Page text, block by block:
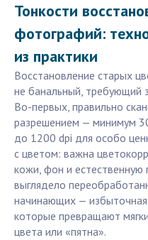
Тонкости
фотографий:
из практики
Восстановление старых
не банальный, требующий
Во-первых, правильно
разрешением — минимум
до 1200 dpi для особо
с цветом: важна
кожи, фон и
выглядело
начинающих —
которые превращают
цвета или «пятна».